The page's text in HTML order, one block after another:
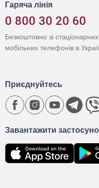
Гаряча лінія
0 800 30 20 60
Безкоштовно зі стаціонарних
мобільних телефонів в
Завантажити
Приєднуйтесь